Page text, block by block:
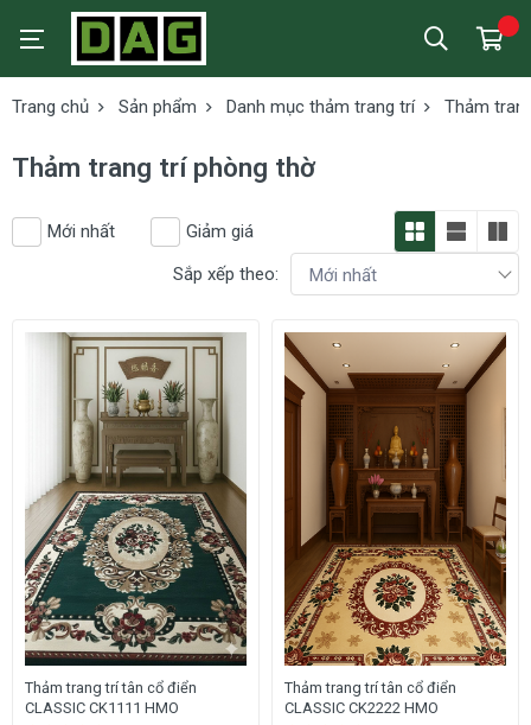
Trang chủ Sản phẩm Danh mục thảm trang trí Thảm
Thảm trang trí phòng thờ
Mới nhất
Giảm giá
Sắp xếp theo:
Thảm trang trí tân cổ điển
CLASSIC CK1111 HMO
Thảm trang trí tân cổ điển
CLASSIC CK2222 HMO